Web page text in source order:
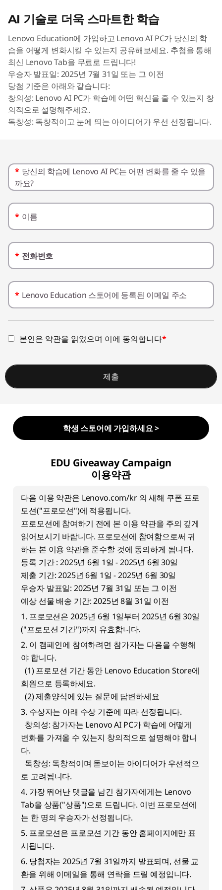
A
기
술
로
더
스
마
트
한
학
습
AI 기술로 더욱 스마트한 학습
Lenovo Education에 가입하고 Lenovo AI PC가 당신의 학
습을 어떻게 변화시킬 수 있는지 공유해보세요. 추첨을 통해
최신 Lenovo Tab을 무료로 드립니다!
우승자 발표일: 2025년 7월 31일 또는 그 이전
당첨 기준은 아래와 같습니다:
창의성: Lenovo AI PC가 학습에 어떤 혁신을 줄 수 있는지 창
의적으로 설명해주세요.
독창성: 독창적이고 눈에 띄는 아이디어가 우선 선정됩니다.
* 당신의 학습에 Lenovo AI PC는 어떤 변화를 줄 수 있을
까요?
* 이름
* 전화번호
* Lenovo Education 스토어에 등록된 이메일 주소
본인은 약관을 읽었으며 이에 동의합니다*
제출
학생 스토어에 가입하세요 >
EDU Giveaway Campaign
이용약관
다음 이용 약관은 Lenovo.com/kr 의 새해 쿠폰 프로
모션("프로모션")에 적용됩니다.
프로모션에 참여하기 전에 본 이용 약관을 주의 깊게
읽어보시기 바랍니다. 프로모션에 참여함으로써 귀
하는 본 이용 약관을 준수할 것에 동의하게 됩니다.
등록 기간 : 2025년 6월 1일 - 2025년 6월 30일
제출 기간: 2025년 6월 1일 - 2025년 6월 30일
우승자 발표일: 2025년 7월 31일 또는 그 이전
예상 선물 배송 기간: 2025년 8월 31일 이전
1. 프로모션은 2025년 6월 1일부터 2025년 6월 30일
("프로모션 기간")까지 유효합니다.
2. 이 캠페인에 참여하려면 참가자는 다음을 수행해
야 합니다.
(1) 프로모션 기간 동안 Lenovo Education Store에
회원으로 등록하세요.
(2) 제출양식에 있는 질문에 답변하세요
3. 수상자는 아래 수상 기준에 따라 선정됩니다.
창의성: 참가자는 Lenovo AI PC가 학습에 어떻게
변화를 가져올 수 있는지 창의적으로 설명해야 합니
다.
독창성: 독창적이며 돋보이는 아이디어가 우선적으
로 고려됩니다.
4. 가장 뛰어난 댓글을 남긴 참가자에게는 Lenovo
Tab을 상품("상품")으로 드립니다. 이번 프로모션에
는 한 명의 우승자가 선정됩니다.
5. 프로모션은 프로모션 기간 동안 홈페이지에만 표
시됩니다.
6. 당첨자는 2025년 7월 31일까지 발표되며, 선물 교
환을 위해 이메일을 통해 연락을 드릴 예정입니다.